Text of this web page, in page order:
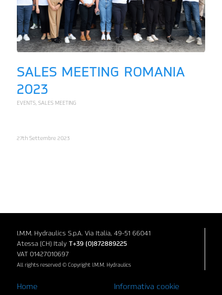
SALES MEETING ROMANIA
2023
EVENTS, SALES MEETING
27th Settembre 2023
I.M.M. Hydraulics S.p.A. Via Italia, 49-51 66041
Atessa (CH) Italy T+39 (0)872889225
VAT 01427010697
All rights reserved © Copyright I.M.M. Hydraulics
Home Informativa cookie